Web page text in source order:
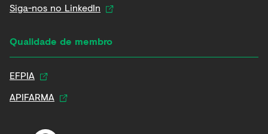
Siga-nos no LinkedIn
Qualidade de membro
EFPIA
APIFARMA